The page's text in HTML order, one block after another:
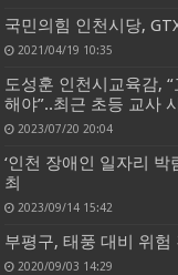
국민의힘 인천시당,
2021/04/19 10:35
도성훈 인천시교육감,
해야”..최근 초등 교사
2023/07/20 20:04
‘인천 장애인 일자리 박
최
2023/09/14 15:42
부평구, 태풍 대비 위험
2020/09/03 14:29